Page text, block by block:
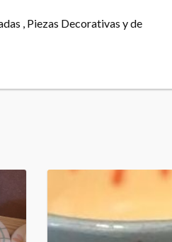
, Piezas Decorativas y de